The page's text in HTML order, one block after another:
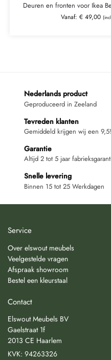
Deuren en fronten voor Ikea
Vanaf: €49,00
Nederlands product
Geproduceerd in Zeeland
Tevreden klanten
Gemiddeld krijgen wij een 9,5!
Garantie
Altijd 2 tot 5 jaar
Snelle levering
Binnen 15 tot 25 Werkdagen
Service
Over elswout meubels
Veelgestelde vragen
Afspraak showroom
Bestel een kleurstaal
Contact
Elswout Meubels BV
Gaelstraat 1f
2013 CE Haarlem
KVK: 94263326